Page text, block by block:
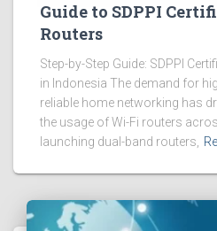
Guide to SDPPI
Routers
Step-by-Step Guide: SDPPI
in Indonesia The demand for
reliable home networking has
the usage of Wi-Fi routers
launching dual-band routers,